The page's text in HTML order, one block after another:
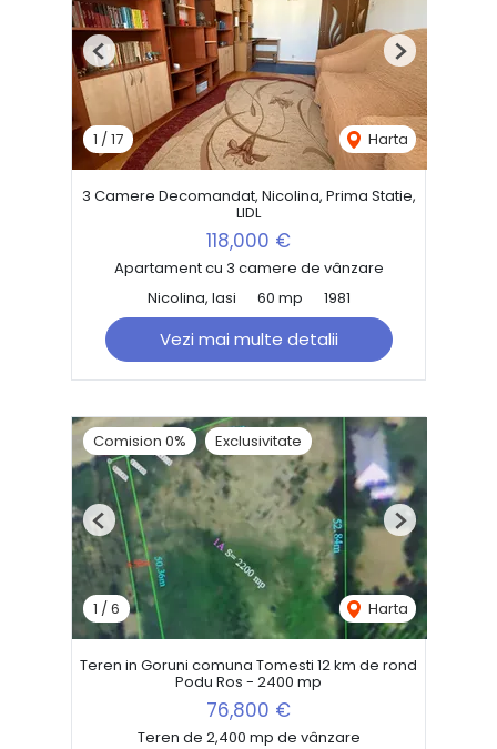
1 / 17 Harta
Previous Next
3 Camere Decomandat, Nicolina, Prima Statie,
LIDL
118,000 €
Apartament cu 3 camere de vânzare
Nicolina, Iasi
60 mp 1981
Vezi mai multe detalii
Comision 0% Exclusivitate
1 / 6 Harta
Previous Next
Teren in Goruni comuna Tomesti 12 km de rond
Podu Ros - 2400 mp
76,800 €
Teren de 2,400 mp de vânzare